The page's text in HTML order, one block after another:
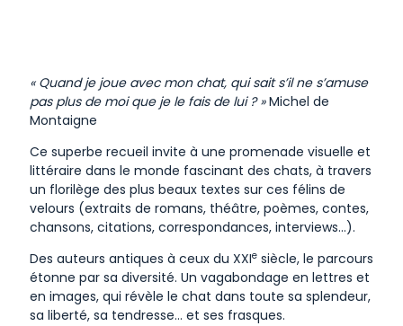
« Quand je joue avec mon chat, qui sait s’il ne s’amuse
pas plus de moi que je le fais de lui ? »Michel de
Montaigne
Ce superbe recueil invite à une promenade visuelle et
littéraire dans le monde fascinant des chats, à travers
un florilège des plus beaux textes sur ces félins de
velours (extraits de romans, théâtre, poèmes, contes,
chansons, citations, correspondances, interviews…).
Des auteurs antiques à ceux du XXIesiècle, le parcours
étonne par sa diversité. Un vagabondage en lettres et
en images, qui révèle le chat dans toute sa splendeur,
sa liberté, sa tendresse… et ses frasques.